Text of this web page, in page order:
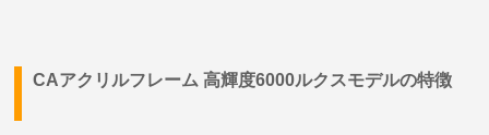
CAアクリルフレーム 高輝度6000ルクスモデルの特徴